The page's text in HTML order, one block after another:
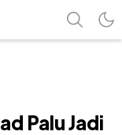
Palu Jadi